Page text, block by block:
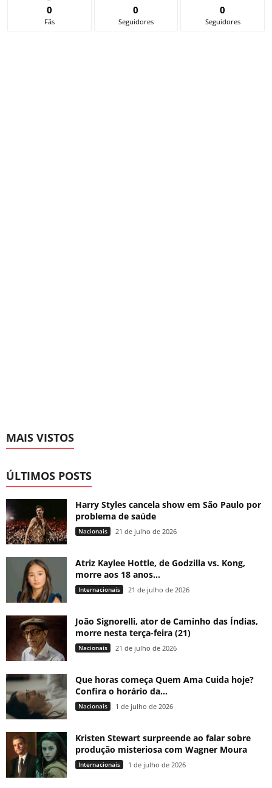
0
Fãs
0
Seguidores
0
Seguidores
MAIS VISTOS
ÚLTIMOS POSTS
Harry Styles cancela show em São Paulo por
problema de saúde
Nacionais 21 de julho de 2026
Atriz Kaylee Hottle, de Godzilla vs. Kong,
morre aos 18 anos...
Internacionais 21 de julho de 2026
João Signorelli, ator de Caminho das Índias,
morre nesta terça-feira (21)
Nacionais 21 de julho de 2026
Que horas começa Quem Ama Cuida hoje?
Confira o horário da...
Nacionais 1 de julho de 2026
Kristen Stewart surpreende ao falar sobre
produção misteriosa com Wagner Moura
Internacionais 1 de julho de 2026